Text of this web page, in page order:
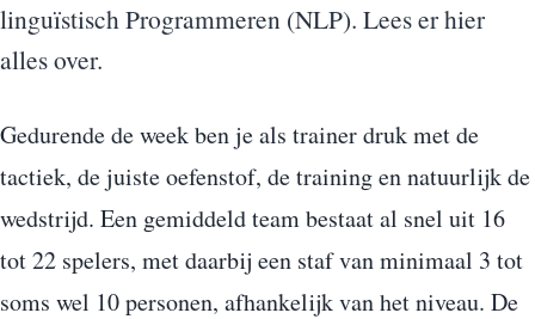
linguïstisch Programmeren (NLP). Lees er hier
alles over.
Gedurende de week ben je als trainer druk met de
tactiek, de juiste oefenstof, de training en natuurlijk de
wedstrijd. Een gemiddeld team bestaat al snel uit 16
tot 22 spelers, met daarbij een staf van minimaal 3 tot
soms wel 10 personen, afhankelijk van het niveau. De